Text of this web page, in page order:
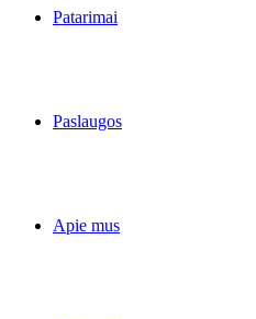
Patarimai
Paslaugos
Apie mus